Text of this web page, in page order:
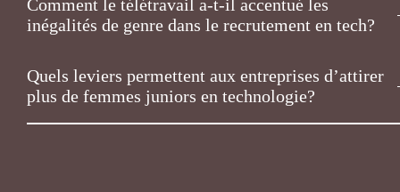
Comment le télétravail a-t-il accentué les
inégalités de genre dans le recrutement en tech?
Quels leviers permettent aux entreprises d’attirer
plus de femmes juniors en technologie?